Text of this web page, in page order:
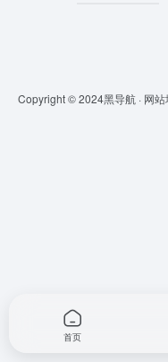
Copyright © 2024黑导航 · 网站
首页